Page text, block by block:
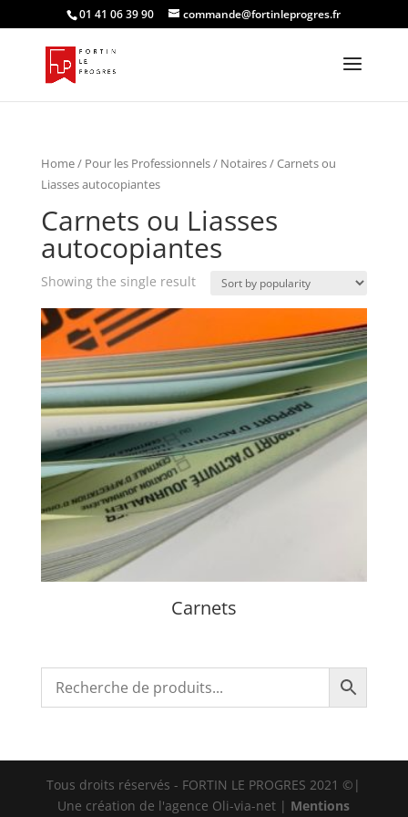
01 41 06 39 90 commande@fortinleprogres.fr
Home/ Pour les Professionnels/ Notaires/ Carnets ou
Liasses autocopiantes
Carnets ou Liasses
autocopiantes
Showing the single result
Carnets
Tous droits réservés - FORTIN LE PROGRES 2021 ©|
Une création de l'agence Oli-via-net | Mentions